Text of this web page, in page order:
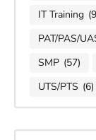
IT Training
PAT/PAS/
SMP (57)
UTS/PTS (6)